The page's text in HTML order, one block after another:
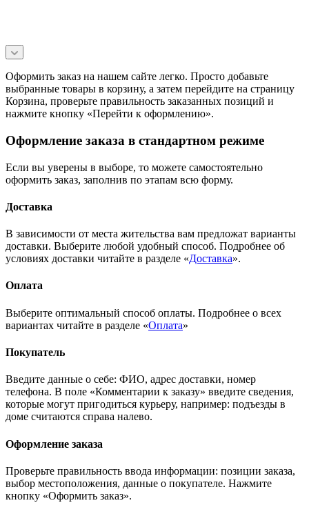
Оформить заказ на нашем сайте легко. Просто добавьте
выбранные товары в корзину, а затем перейдите на страницу
Корзина, проверьте правильность заказанных позиций и
нажмите кнопку «Перейти к оформлению».
Оформление заказа в стандартном режиме
Если вы уверены в выборе, то можете самостоятельно
оформить заказ, заполнив по этапам всю форму.
Доставка
В зависимости от места жительства вам предложат варианты
доставки. Выберите любой удобный способ. Подробнее об
условиях доставки читайте в разделе «Доставка».
Оплата
Выберите оптимальный способ оплаты. Подробнее о всех
вариантах читайте в разделе «Оплата»
Покупатель
Введите данные о себе: ФИО, адрес доставки, номер
телефона. В поле «Комментарии к заказу» введите сведения,
которые могут пригодиться курьеру, например: подъезды в
доме считаются справа налево.
Оформление заказа
Проверьте правильность ввода информации: позиции заказа,
выбор местоположения, данные о покупателе. Нажмите
кнопку «Оформить заказ».